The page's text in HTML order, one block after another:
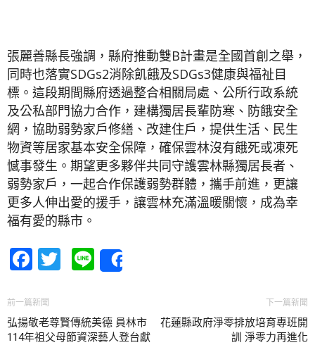
張麗善縣長強調，縣府推動雙B計畫是全國首創之舉，
同時也落實SDGs2消除飢餓及SDGs3健康與福祉目
標。這段期間縣府透過整合相關局處、公所行政系統
及公私部門協力合作，建構獨居長輩防寒、防餓安全
網，協助弱勢家戶修繕、改建住戶，提供生活、民生
物資等居家基本安全保障，確保雲林沒有餓死或凍死
憾事發生。期望更多夥伴共同守護雲林縣獨居長者、
弱勢家戶，一起合作保護弱勢群體，攜手前進，更讓
更多人伸出愛的援手，讓雲林充滿溫暖關懷，成為幸
福有愛的縣市。
Facebook
Twitter
Line
前一篇新聞
弘揚敬老尊賢傳統美德 員林市
114年祖父母節資深藝人登台獻
下一篇新聞
花蓮縣政府淨零排放培育專班開
訓 淨零力再進化